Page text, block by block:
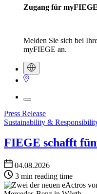
Zugang für
Melden Sie sich bei
myFIEGE an.
Press Release
Sustainability &
FIEGE schafft
04.08.2026
3 min reading time